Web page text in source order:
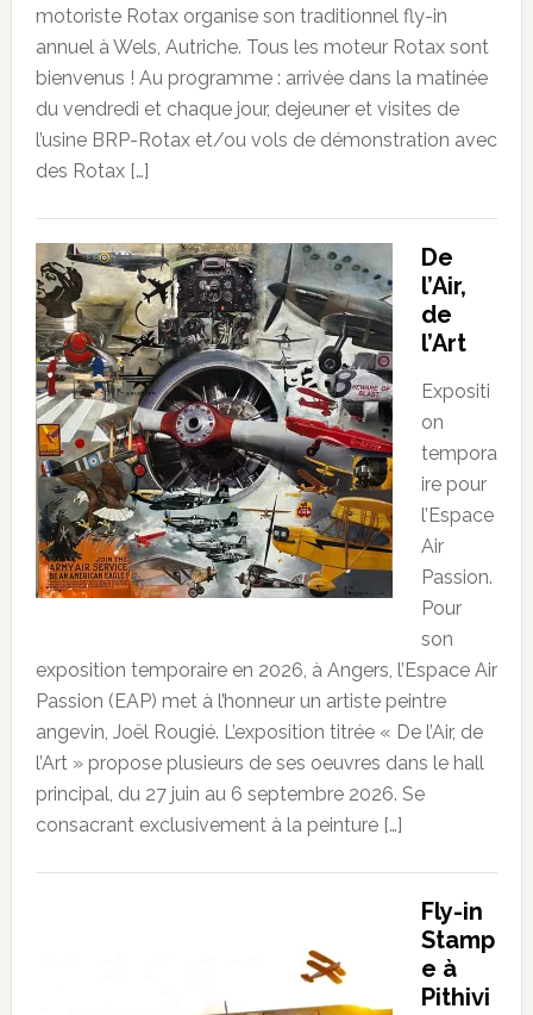
motoriste Rotax organise son traditionnel fly-in
annuel à Wels, Autriche. Tous les moteur Rotax sont
bienvenus ! Au programme : arrivée dans la matinée
du vendredi et chaque jour, dejeuner et visites de
l’usine BRP-Rotax et/ou vols de démonstration avec
des Rotax […]
De
l’Air,
de
l’Art
Expositi
on
tempora
ire pour
l’Espace
Air
Passion.
Pour
son
exposition temporaire en 2026, à Angers, l’Espace Air
Passion (EAP) met à l’honneur un artiste peintre
angevin, Joël Rougié. L’exposition titrée « De l’Air, de
l’Art » propose plusieurs de ses oeuvres dans le hall
principal, du 27 juin au 6 septembre 2026. Se
consacrant exclusivement à la peinture […]
Fly-in
Stamp
e à
Pithivi